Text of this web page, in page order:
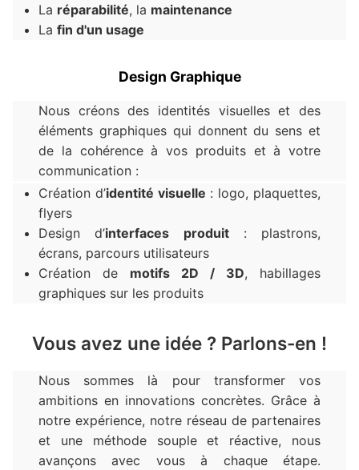
La réparabilité, la maintenance
La fin d'un usage
Design Graphique
Nous créons des identités visuelles et des
éléments graphiques qui donnent du sens et
de la cohérence à vos produits et à votre
communication :
Création d’identité visuelle : logo, plaquettes,
flyers
Design d’interfaces produit: plastrons,
écrans, parcours utilisateurs
Création de motifs 2D / 3D, habillages
graphiques sur les produits
Vous avez une idée ? Parlons-en !
Nous sommes là pour transformer vos
ambitions en innovations concrètes. Grâce à
notre expérience, notre réseau de partenaires
et une méthode souple et réactive, nous
avançons avec vous à chaque étape.